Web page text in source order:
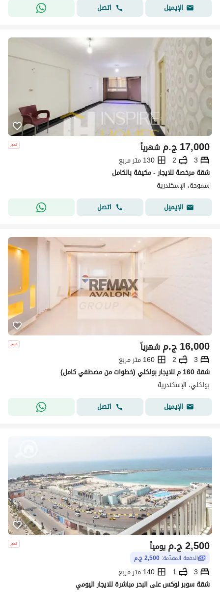
الإيميل
اتصل
ج.م17,000 شهرياً
3
2
130 متر مربع
شقة مرخصة للايجار - مكيفة بالكامل
سموحة، الإسكندرية
الإيميل
اتصل
ج.م16,000 شهرياً
3
2
160 متر مربع
شقة 160 م للايجار بولكلي (خطوات من مصطفي كامل)
بولكلي، الإسكندرية
الإيميل
اتصل
ج.م2,500 يومياً
الدفعة المقدّمة: 2,500 ج.م
3
1
140 متر مربع
شقة سوبر لوكس على البحر مباشرة للايجار اليومي